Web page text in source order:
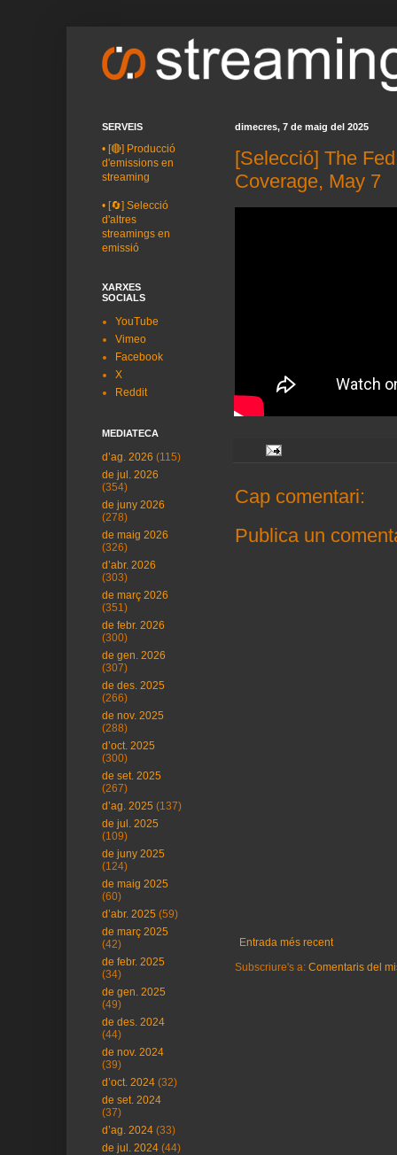
dimecres, 7 de maig del 2025
[Selecció] The
Coverage, May 7
Cap comentari:
Publica un
Entrada més recent
Subscriure's a: Comentaris del
SERVEIS
• [🔴] Producció
d'emissions en
streaming
• [🔄] Selecció
d'altres
streamings en
emissió
XARXES
SOCIALS
YouTube
Vimeo
Facebook
X
Reddit
MEDIATECA
d’ag. 2026 (115)
de jul. 2026
(354)
de juny 2026
(278)
de maig 2026
(326)
d’abr. 2026
(303)
de març 2026
(351)
de febr. 2026
(300)
de gen. 2026
(307)
de des. 2025
(266)
de nov. 2025
(288)
d’oct. 2025
(300)
de set. 2025
(267)
d’ag. 2025 (137)
de jul. 2025
(109)
de juny 2025
(124)
de maig 2025
(60)
d’abr. 2025 (59)
de març 2025
(42)
de febr. 2025
(34)
de gen. 2025
(49)
de des. 2024
(44)
de nov. 2024
(39)
d’oct. 2024 (32)
de set. 2024
(37)
d’ag. 2024 (33)
de jul. 2024 (44)